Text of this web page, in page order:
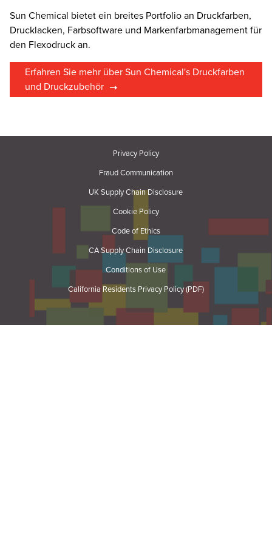
Sun Chemical bietet ein breites Portfolio an Druckfarben,
Drucklacken, Farbsoftware und Markenfarbmanagement für
den Flexodruck an.
Erfahren Sie mehr über Sun Chemical's Druckfarben
und Druckzubehör
Privacy Policy
Fraud Communication
UK Supply Chain Disclosure
Cookie Policy
Code of Ethics
CA Supply Chain Disclosure
Conditions of Use
California Residents Privacy Policy (PDF)